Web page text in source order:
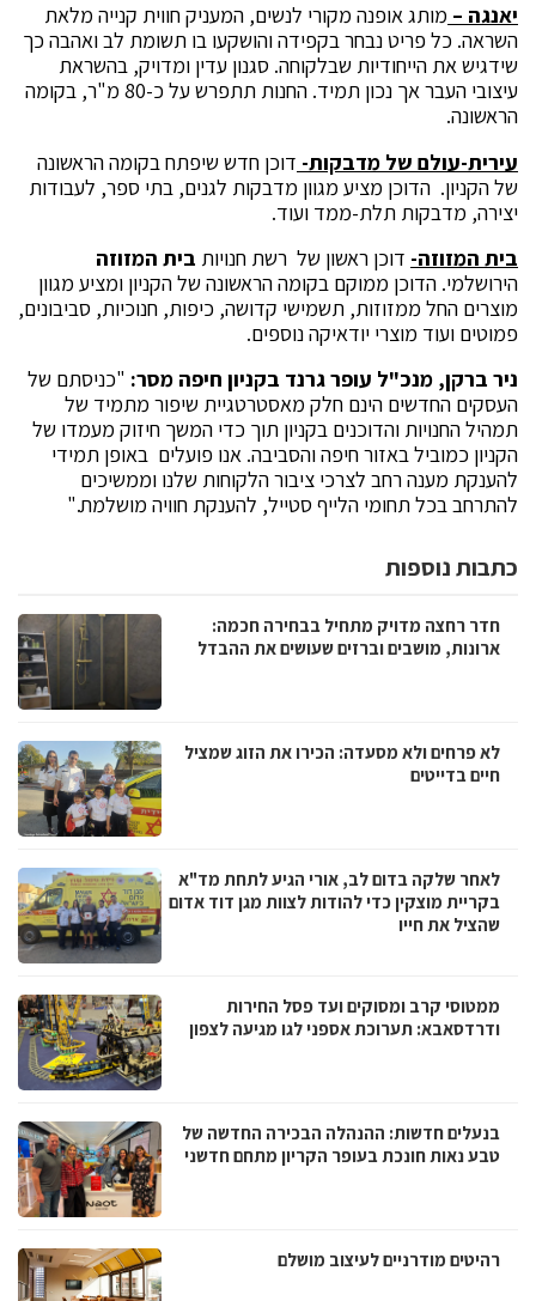
יאנגה – מותג אופנה מקורי לנשים, המעניק חווית קנייה מלאת
השראה. כל פריט נבחר בקפידה והושקעו בו תשומת לב ואהבה כך
שידגיש את הייחודיות שבלקוחה. סגנון עדין ומדויק, בהשראת
עיצובי העבר אך נכון תמיד. החנות תתפרש על כ-80 מ"ר, בקומה
הראשונה.
עירית-עולם של מדבקות- דוכן חדש שיפתח בקומה הראשונה
של הקניון. הדוכן מציע מגוון מדבקות לגנים, בתי ספר, לעבודות
יצירה, מדבקות תלת-ממד ועוד.
בית המזוזה- דוכן ראשון של רשת חנויות בית המזוזה
הירושלמי. הדוכן ממוקם בקומה הראשונה של הקניון ומציע מגוון
מוצרים החל ממזוזות, תשמישי קדושה, כיפות, חנוכיות, סביבונים,
פמוטים ועוד מוצרי יודאיקה נוספים.
ניר ברקן, מנכ"ל עופר גרנד בקניון חיפה מסר: "כניסתם של
העסקים החדשים הינם חלק מאסטרטגיית שיפור מתמיד של
תמהיל החנויות והדוכנים בקניון תוך כדי המשך חיזוק מעמדו של
הקניון כמוביל באזור חיפה והסביבה. אנו פועלים באופן תמידי
להענקת מענה רחב לצרכי ציבור הלקוחות שלנו וממשיכים
להתרחב בכל תחומי הלייף סטייל, להענקת חוויה מושלמת."
כתבות נוספות
חדר רחצה מדויק מתחיל בבחירה חכמה:
ארונות, מושבים וברזים שעושים את ההבדל
לא פרחים ולא מסעדה: הכירו את הזוג שמציל
חיים בדייטים
לאחר שלקה בדום לב, אורי הגיע לתחת מד"א
בקריית מוצקין כדי להודות לצוות מגן דוד אדום
שהציל את חייו
ממטוסי קרב ומסוקים ועד פסל החירות
ודרדסאבא: תערוכת אספני לגו מגיעה לצפון
בנעלים חדשות: ההנהלה הבכירה החדשה של
טבע נאות חונכת בעופר הקריון מתחם חדשני
רהיטים מודרניים לעיצוב מושלם